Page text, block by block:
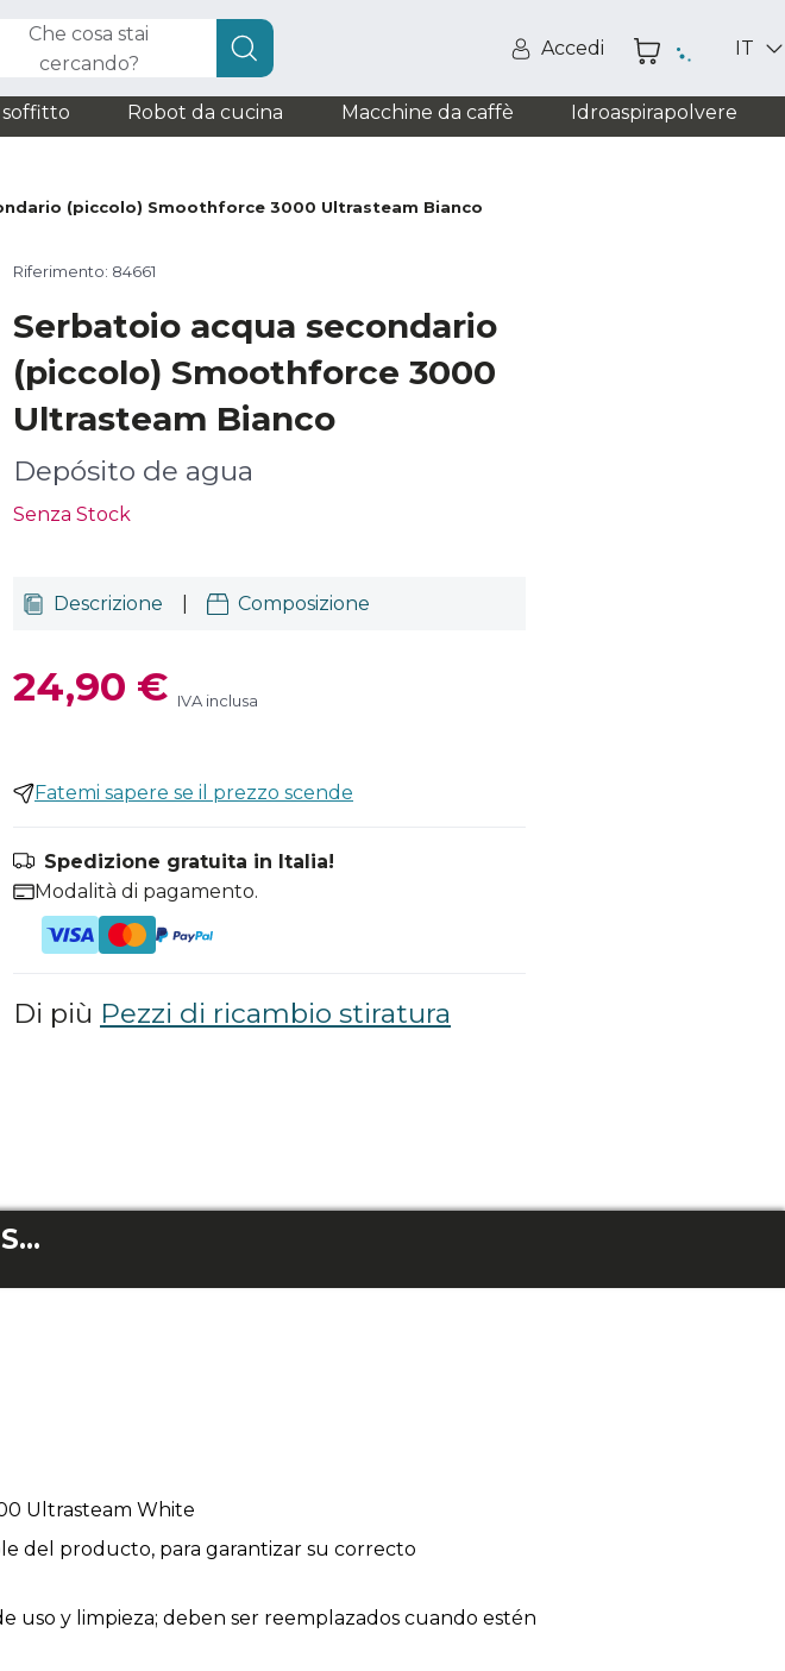
Che cosa stai
cercando?
Accedi IT
soffitto Robot da cucina Macchine da caffè Idroaspirapolvere
(piccolo) Smoothforce 3000 Ultrasteam Bianco
Riferimento: 84661
Serbatoio acqua secondario
(piccolo) Smoothforce 3000
Ultrasteam Bianco
Depósito de agua
Senza Stock
Descrizione Composizione
24,90 € IVA inclusa
Fatemi sapere se il prezzo scende
Spedizione gratuita in Italia!
Modalità di pagamento.
Di più Pezzi di ricambio stiratura
Serbatoio acqua secondario (piccolo) Smoothforce 3000 Ultrasteam Bianco
Ultrasteam White
del producto, para garantizar su correcto
uso y limpieza; deben ser reemplazados cuando estén